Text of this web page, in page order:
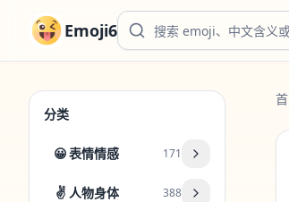
Emoji6
分类
😀表情情感 171
✌️ 人物身体 388